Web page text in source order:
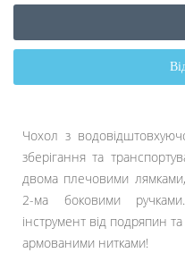
Чохол з
зберігання та
двома плечовими
2-ма боковими
інструмент від подряпин
армованими нитками!